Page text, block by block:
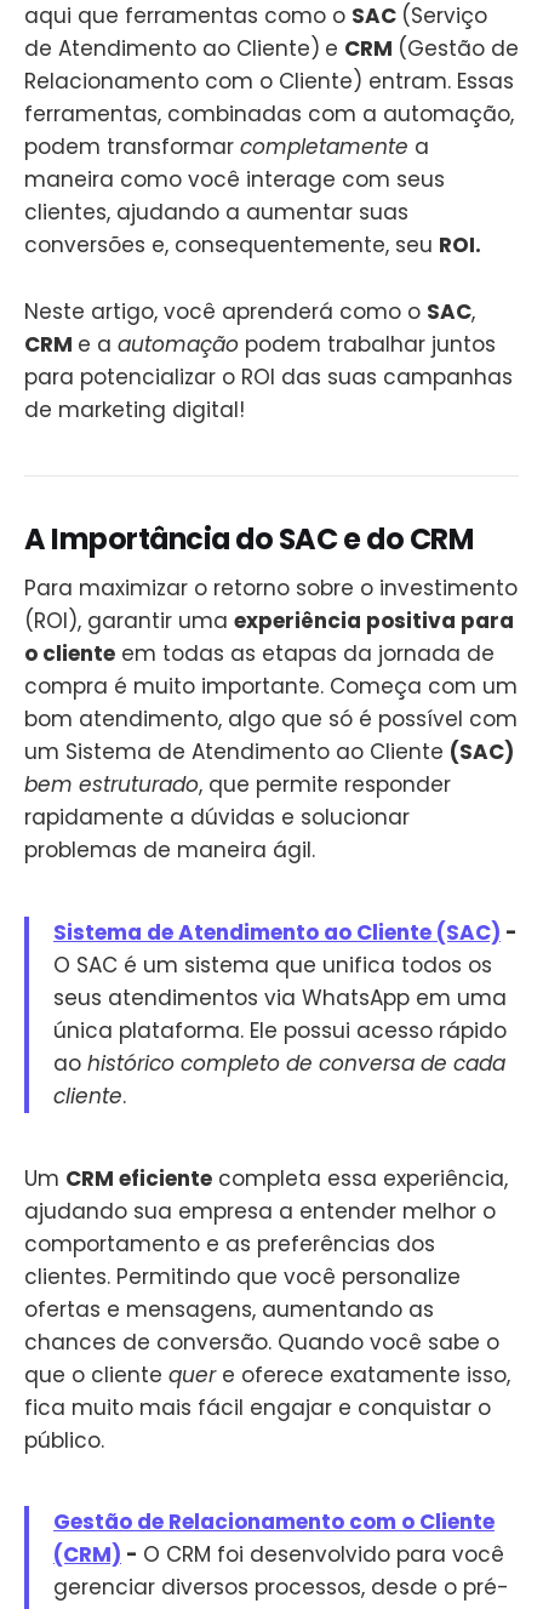
aqui que ferramentas como o SAC (Serviço
de Atendimento ao Cliente) e CRM (Gestão de
Relacionamento com o Cliente) entram. Essas
ferramentas, combinadas com a automação,
podem transformar completamente a
maneira como você interage com seus
clientes, ajudando a aumentar suas
conversões e, consequentemente, seu ROI.
Neste artigo, você aprenderá como o SAC,
CRM e a automação podem trabalhar juntos
para potencializar o ROI das suas campanhas
de marketing digital!
A Importância do SAC e do CRM
Para maximizar o retorno sobre o investimento
(ROI), garantir uma experiência positiva para
o cliente em todas as etapas da jornada de
compra é muito importante. Começa com um
bom atendimento, algo que só é possível com
um Sistema de Atendimento ao Cliente (SAC)
bem estruturado, que permite responder
rapidamente a dúvidas e solucionar
problemas de maneira ágil.
Sistema de Atendimento ao Cliente (SAC) -
O SAC é um sistema que unifica todos os
seus atendimentos via WhatsApp em uma
única plataforma. Ele possui acesso rápido
ao histórico completo de conversa de cada
cliente.
Um CRM eficiente completa essa experiência,
ajudando sua empresa a entender melhor o
comportamento e as preferências dos
clientes. Permitindo que você personalize
ofertas e mensagens, aumentando as
chances de conversão. Quando você sabe o
que o cliente quer e oferece exatamente isso,
fica muito mais fácil engajar e conquistar o
público.
Gestão de Relacionamento com o Cliente
(CRM) - O CRM foi desenvolvido para você
gerenciar diversos processos, desde o pré-